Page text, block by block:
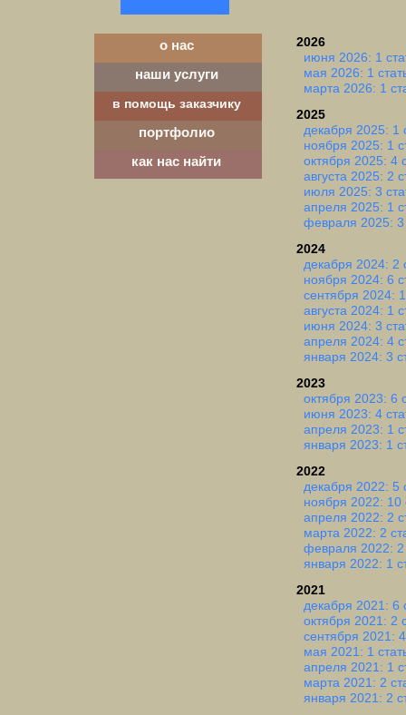
о нас
наши услуги
в помощь заказчику
портфолио
как нас найти
2026
июня 2026: 1
мая 2026: 1
марта 2026: 1
2025
декабря 2025: 1
ноября 2025: 1
октября 2025: 4
августа 2025: 2
июля 2025: 3
апреля 2025: 1
февраля 2025: 3
2024
декабря 2024: 2
ноября 2024: 6
сентября 2024:
августа 2024: 1
июня 2024: 3
апреля 2024: 4
января 2024: 3
2023
октября 2023: 6
июня 2023: 4
апреля 2023: 1
января 2023: 1
2022
декабря 2022: 5
ноября 2022: 10
апреля 2022: 2
марта 2022: 2
февраля 2022: 2
января 2022: 1
2021
декабря 2021: 6
октября 2021: 2
сентября 2021:
мая 2021: 1
апреля 2021: 1
марта 2021: 2
января 2021: 2